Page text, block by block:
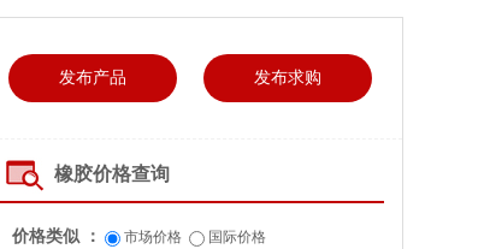
发布产品 发布求购
橡胶价格查询
价格类似 ： 市场价格 国际价格